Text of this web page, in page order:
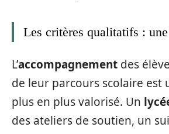
Les critères qualitatifs :
L’accompagnement des
de leur parcours scolaire est
plus en plus valorisé. Un
des ateliers de soutien, un